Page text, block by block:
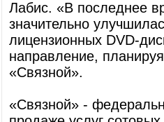
Лабис. «В последнее
значительно
лицензионных DVD-
направление,
«Связной».
«Связной» -